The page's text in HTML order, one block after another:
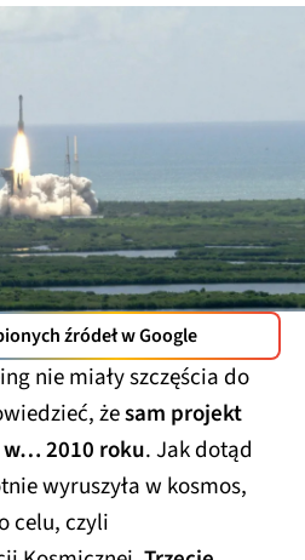
źródeł w Google
nie miały szczęścia do
żesam projekt
w… 2010 roku. Jak dotąd
wyruszyła w kosmos,
celu, czyli